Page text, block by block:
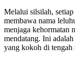
Melalui silsilah,
membawa nama
menjaga kehormatan
mendatang. Ini
yang kokoh di tengah